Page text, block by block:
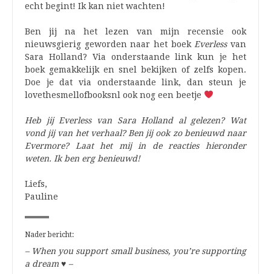
echt begint! Ik kan niet wachten!
Ben jij na het lezen van mijn recensie ook
nieuwsgierig geworden naar het boek Everlessvan
Sara Holland? Via onderstaande link kun je het
boek gemakkelijk en snel bekijken of zelfs kopen.
Doe je dat via onderstaande link, dan steun je
lovethesmellofbooksnl ook nog een beetje
Heb jij Everless van Sara Holland al gelezen? Wat
vond jij van het verhaal? Ben jij ook zo benieuwd naar
Evermore? Laat het mij in de reacties hieronder
weten. Ik ben erg benieuwd!
Liefs,
Pauline
Nader bericht:
– When you support small business, you’re supporting
a dream ♥ –